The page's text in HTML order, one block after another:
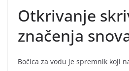
Otkrivanje
značenja
Bočica za vodu je spremnik koji